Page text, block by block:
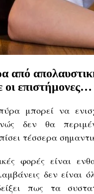
από
οι επιστήμονες…
μπορεί να
δεν θα
τέσσερα
φορές είναι
δεν είναι
πως τα